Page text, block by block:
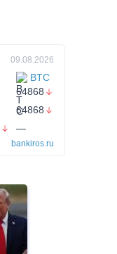
09.08.2026
BTC
64868
64868
—
bankiros.ru